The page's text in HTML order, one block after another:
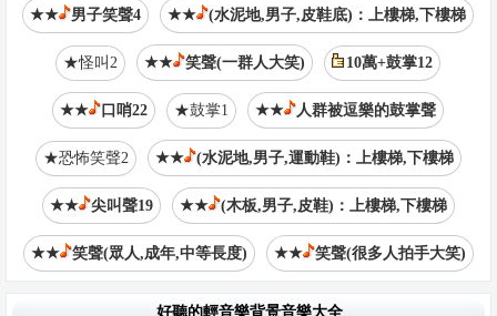
★★ 男子笑聲4 ★★ (水泥地,男子,皮鞋底)：上樓梯,下樓梯
★怪叫2 ★★ 笑聲(一群人大笑) 10萬+鼓掌12
★★ 口哨22 ★鼓掌1 ★★ 人群被逗樂的鼓掌聲
★恐怖笑聲2 ★★ (水泥地,男子,運動鞋)：上樓梯,下樓梯
★★ 尖叫聲19 ★★ (木板,男子,皮鞋)：上樓梯,下樓梯
★★ 笑聲(眾人,成年,中等長度) ★★ 笑聲(很多人拍手大笑)
好聽的輕音樂背景音樂大全